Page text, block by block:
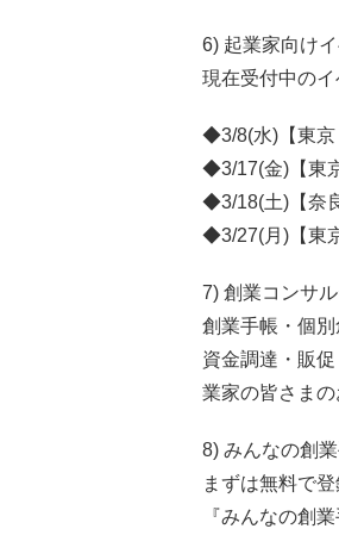
6) 起業家向け
現在受付中の
◆3/8(水)【東京
◆3/17(金)【東
◆3/18(土)【奈
◆3/27(月)【東
7) 創業コンサ
創業手帳・個別
資金調達・販
業家の皆さま
8) みんなの創
まずは無料で
『みんなの創